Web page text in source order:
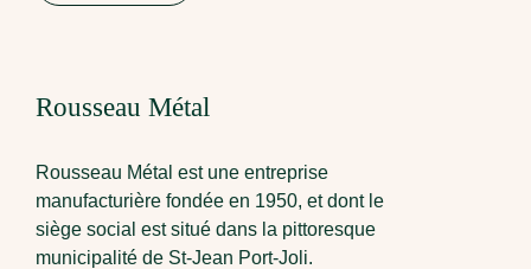
Rousseau Métal
Rousseau Métal est une entreprise
manufacturière fondée en 1950, et dont le
siège social est situé dans la pittoresque
municipalité de St-Jean Port-Joli.